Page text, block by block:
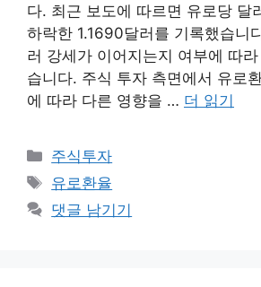
다. 최근 보도에 따르면 유로당 달
하락한 1.1690달러를 기록했습니
러 강세가 이어지는지 여부에 따
습니다. 주식 투자 측면에서 유로
에 따라 다른 영향을 … 더 읽기
카
테
고
리
주식투자
태
그
유로환율
댓글 남기기